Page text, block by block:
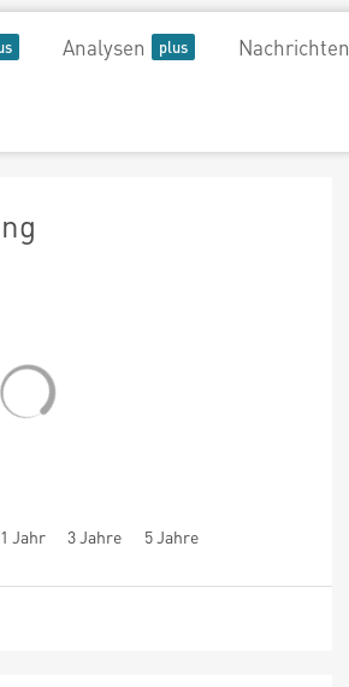
Analysen Nachrichten
1 Jahr 3 Jahre 5 Jahre